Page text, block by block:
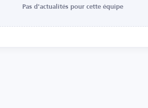
Pas d'actualités pour cette équipe